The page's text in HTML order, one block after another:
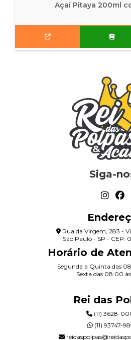
Açaí Pitaya 200ml
Siga-
Rua da Virgem, 283 -
São Paulo - SP - CEP:
Horário de
Segunda a Quinta das
Sexta das 08:00
Rei das
(11) 3628-
(11) 93747-